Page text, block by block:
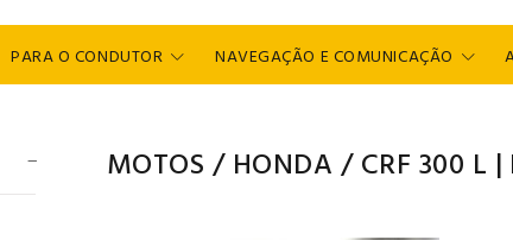
PARA O CONDUTOR NAVEGAÇÃO E COMUNICAÇÃO
MOTOS / HONDA / CRF 300 L |